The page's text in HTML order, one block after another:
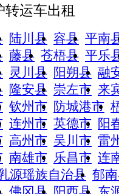
运车出租
陆川县 容县 平南
藤县 苍梧县 平乐
灵川县 阳朔县 融
隆安县 崇左市 来
钦州市 防城港市
连州市 英德市 阳
高州市 吴川市 雷
南雄市 乐昌市 连
源瑶族自治县 郁
佛冈县 阳西县 东